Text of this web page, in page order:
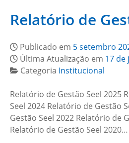
Relatório de
Publicado em 5 setembro
Última Atualização em 17 de
Categoria Institucional
Relatório de Gestão Seel 2025
Seel 2024 Relatório de Gestão
Gestão Seel 2022 Relatório de
Relatório de Gestão Seel 2020…